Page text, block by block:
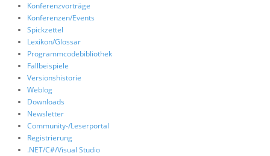
Konferenzvorträge
Konferenzen/Events
Spickzettel
Lexikon/Glossar
Programmcodebibliothek
Fallbeispiele
Versionshistorie
Weblog
Downloads
Newsletter
Community-/Leserportal
Registrierung
.NET/C#/Visual Studio